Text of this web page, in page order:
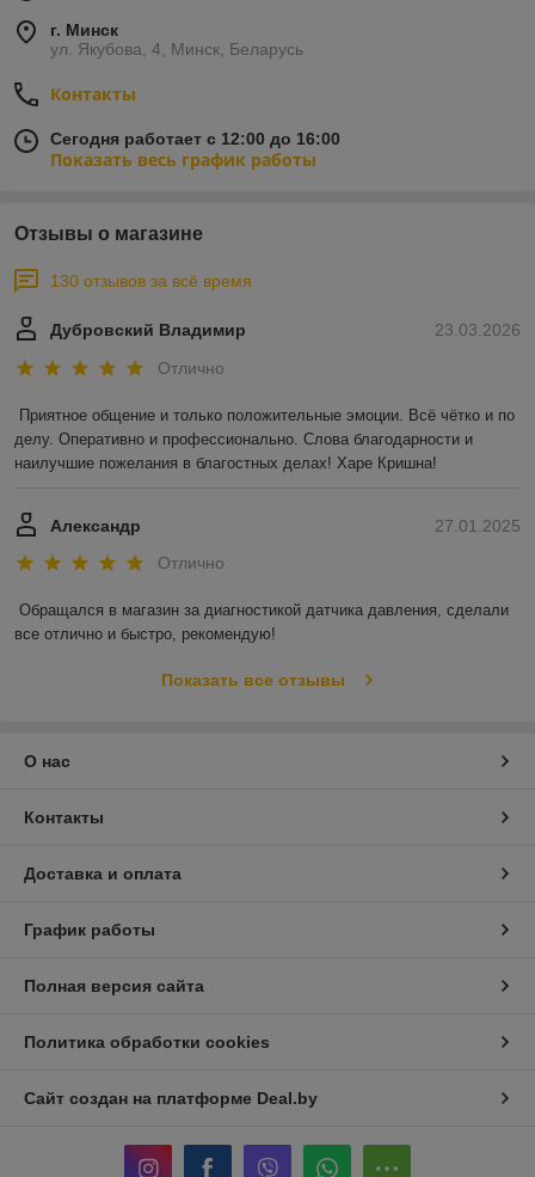
г. Минск
ул. Якубова, 4, Минск, Беларусь
Контакты
Сегодня работает с 12:00 до 16:00
Показать весь график работы
Отзывы о магазине
130 отзывов за всё время
23.03.2026
Дубровский Владимир
Отлично
Приятное общение и только положительные эмоции. Всё чётко и по
делу. Оперативно и профессионально. Слова благодарности и
наилучшие пожелания в благостных делах! Харе Кришна!
27.01.2025
Александр
Отлично
Обращался в магазин за диагностикой датчика давления, сделали
все отлично и быстро, рекомендую!
Показать все отзывы
О нас
Контакты
Доставка и оплата
График работы
Полная версия сайта
Политика обработки cookies
Сайт создан на платформе Deal.by